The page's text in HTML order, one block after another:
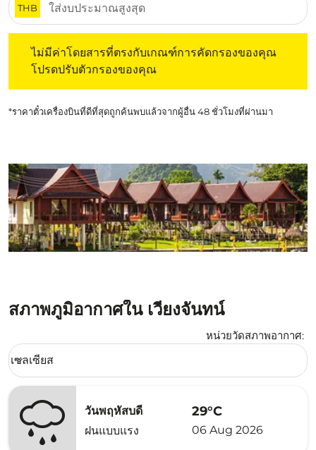
THB
ไม่มีค่าโดยสารที่ตรงกับเกณฑ์การคัดกรองของคุณ
โปรดปรับตัวกรองของคุณ
*ราคาตั๋วเครื่องบินที่ดีที่สุดถูกค้นพบแล้วจากผู้อื่น 48 ชั่วโมงที่ผ่านมา
สภาพภูมิอากาศใน เวียงจันทน์
หน่วยวัดสภาพอากาศ:
Weather unit option เซลเซียส Selected
เซลเซียส
keyboard_arrow_down
วันพฤหัสบดี
ฝนแบบแรง
29°C
06 Aug 2026